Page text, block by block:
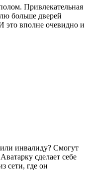
Привлекательная
больше дверей
это вполне очевидно и
инвалиду? Смогут
сделает себе
сети, где он